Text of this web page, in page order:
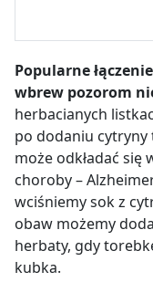
Popularne
wbrew pozorom
herbacianych
po dodaniu
może odkładać
choroby –
wciśniemy sok z
obaw możemy
herbaty, gdy
kubka.